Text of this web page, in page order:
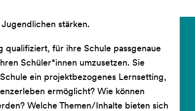
stärken.
für ihre Schule passgenaue
Schüler*innen umzusetzen. Sie
ein projektbezogenes Lernsetting,
ermöglicht? Wie können
Welche Themen/Inhalte bieten sich